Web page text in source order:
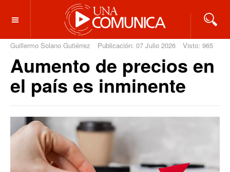
OFF CANVAS
Guillermo Solano Gutiérrez Publicación: 07 Julio 2026 Visto: 965
Aumento de precios en
el país es inminente